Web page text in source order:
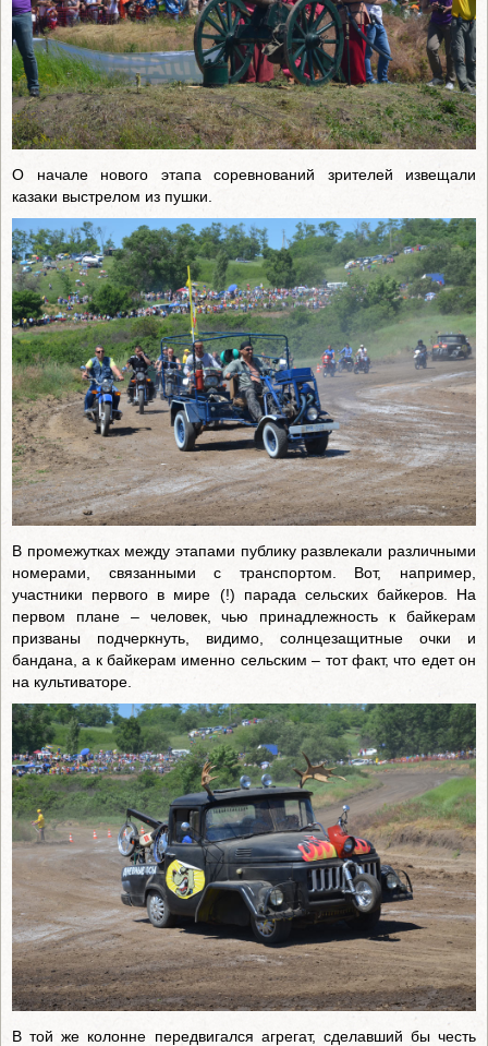
О начале нового этапа соревнований зрителей извещали
казаки выстрелом из пушки.
В промежутках между этапами публику развлекали различными
номерами, связанными с транспортом. Вот, например,
участники первого в мире (!) парада сельских байкеров. На
первом плане – человек, чью принадлежность к байкерам
призваны подчеркнуть, видимо, солнцезащитные очки и
бандана, а к байкерам именно сельским – тот факт, что едет он
на культиваторе.
В той же колонне передвигался агрегат, сделавший бы честь